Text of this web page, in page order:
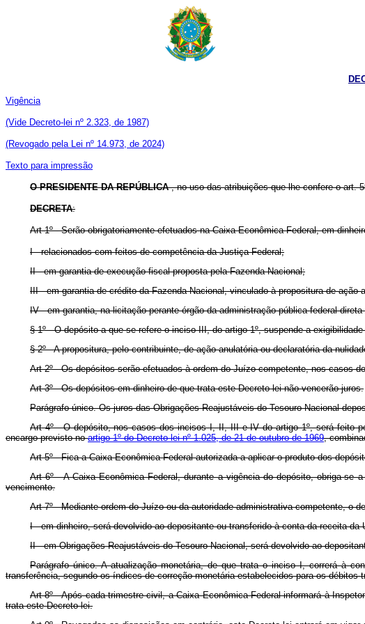
Vigência
(Vide Decreto-lei nº 2.323, de 1987)
(Revogado pela Lei nº 14.973, de 2024)
Texto para impressão
O PRESIDENTE DA REPÚBLICA, no uso das atribuições que lhe confere o art.
DECRETA:
Art 1º - Serão obrigatoriamente efetuados na Caixa Econômica Federal, em
I - relacionados com feitos de competência da Justiça Federal;
II - em garantia de execução fiscal proposta pela Fazenda Nacional;
III - em garantia de crédito da Fazenda Nacional, vinculado à propositura de ação
IV - em garantia, na licitação perante órgão da administração pública federal
§ 1º - O depósito a que se refere o inciso III, do artigo 1º, suspende a
§ 2º - A propositura, pelo contribuinte, de ação anulatória ou declaratória da
Art 2º - Os depósitos serão efetuados à ordem do Juízo competente, nos casos
Art 3º - Os depósitos em dinheiro de que trata este Decreto-lei não vencerão juros.
Parágrafo único. Os juros das Obrigações Reajustáveis do Tesouro Nacional
Art 4º - O depósito, nos casos dos incisos I, II, III e IV do artigo 1º, será feito
encargo previsto noartigo 1º do Decreto-lei nº 1.025, de 21 de outubro de 1969,
Art 5º - Fica a Caixa Econômica Federal autorizada a aplicar o produto dos
Art 6º - A Caixa Econômica Federal, durante a vigência do depósito, obriga-se
vencimento.
Art 7º - Mediante ordem do Juízo ou da autoridade administrativa competente, o
I - em dinheiro, será devolvido ao depositante ou transferido à conta da receita
II - em Obrigações Reajustáveis do Tesouro Nacional, será devolvido ao
Parágrafo único. A atualização monetária, de que trata o inciso I, correrá à
transferência, segundo os índices de correção monetária estabelecidos para os débitos
Art 8º - Após cada trimestre civil, a Caixa Econômica Federal informará à
trata este Decreto-lei.